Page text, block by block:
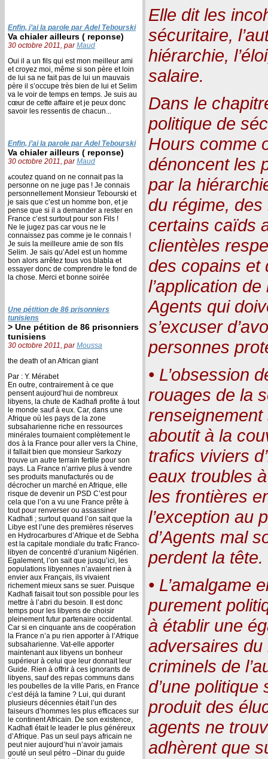
Enfin, j’ai la parole par Adel Tebourski
Va chialer ailleurs ( reponse)
30 octobre 2011, parMaud
Oui il a un fils qui est mon meilleur ami
et croyez moi, même si son père et loin
de lui sa ne fait pas de lui un mauvais
père il s’occupe très bien de lui et Selim
va le voir de temps en temps. Je suis au
cœur de cette affaire et je peux donc
savoir les ressentis de chacun...
Enfin, j’ai la parole par Adel Tebourski
Va chialer ailleurs ( reponse)
30 octobre 2011, parMaud
ةcoutez quand on ne connait pas la
personne on ne juge pas ! Je connais
personnellement Monsieur Tebourski et
je sais que c’est un homme bon, et je
pense que si il a demander a rester en
France c’est surtout pour son Fils !
Ne le jugez pas car vous ne le
connaissez pas comme je le connais !
Je suis la meilleure amie de son fils
Selim. Je sais qu’Adel est un homme
bon alors arrêtez tous vos blabla et
essayer donc de comprendre le fond de
la chose. Merci et bonne soirée
Une pétition de 86 prisonniers
tunisiens
> Une pétition de 86 prisonniers
tunisiens
30 octobre 2011, parMoussa
the death of an African giant
Par : Y. Mérabet
En outre, contrairement à ce que
pensent aujourd’hui de nombreux
libyens, la chute de Kadhafi profite à tout
le monde sauf à eux. Car, dans une
Afrique où les pays de la zone
subsaharienne riche en ressources
minérales tournaient complètement le
dos à la France pour aller vers la Chine,
il fallait bien que monsieur Sarkozy
trouve un autre terrain fertile pour son
pays. La France n’arrive plus à vendre
ses produits manufacturés ou de
décrocher un marché en Afrique, elle
risque de devenir un PSD C’est pour
cela que l’on a vu une France prête à
tout pour renverser ou assassiner
Kadhafi ; surtout quand l’on sait que la
Libye est l’une des premières réserves
en Hydrocarbures d’Afrique et de Sebha
est la capitale mondiale du trafic Franco-
libyen de concentré d’uranium Nigérien.
Egalement, l’on sait que jusqu’ici, les
populations libyennes n’avaient rien à
envier aux Français, ils vivaient
richement mieux sans se suer. Puisque
Kadhafi faisait tout son possible pour les
mettre à l’abri du besoin. Il est donc
temps pour les libyens de choisir
pleinement futur partenaire occidental.
Car si en cinquante ans de coopération
la France n’a pu rien apporter à l’Afrique
subsaharienne. Vat-elle apporter
maintenant aux libyens un bonheur
supérieur à celui que leur donnait leur
Guide. Rien à offrir à ces ignorants de
libyens, sauf des repas communs dans
les poubelles de la ville Paris, en France
c’est déjà la famine ? Lui, qui durant
plusieurs décennies était l’un des
faiseurs d’hommes les plus efficaces sur
le continent Africain. De son existence,
Kadhafi était le leader le plus généreux
d’Afrique. Pas un seul pays africain ne
peut nier aujourd’hui n’avoir jamais
gouté un seul pétro –Dinar du guide
Elle dit les
sécuritaire,
hiérarchie,
salaire.
Dans le
politique de
Hours comme
dénoncent les
par la
du régime,
certains caïds
clientèles
des copains et
l’application
Agents qui
s’excuser
personnes
• L’obsession
rouages de la
aboutit à la
trafics viviers
eaux troubles
les frontières
l’exception au
d’Agents mal
perdent la tête.
• L’amalgame
purement
à établir une
adversaires du
criminels de
d’une
produit des
agents ne
adhèrent que